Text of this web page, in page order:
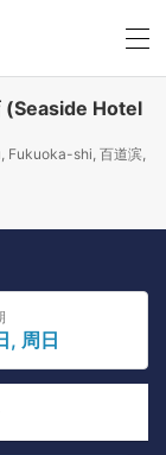
(Seaside Hotel
shi, 百道滨,
, 周日